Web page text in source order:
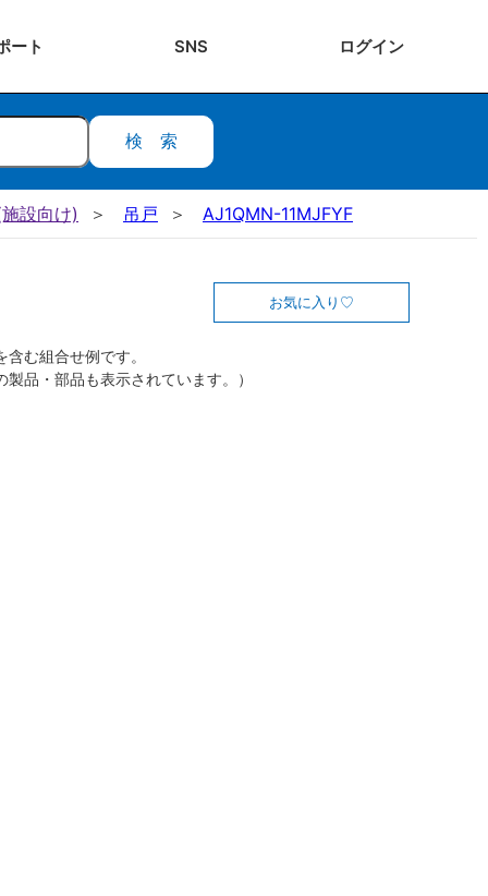
ート SNS ログイン
検索
設向け) 吊戸 AJ1QMN-11MJFYF
お気に入り
む組合せ例です。
製品・部品も表示されています。）